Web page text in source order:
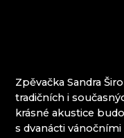
Železný Brod
SKLÁRNA
SKLÁRNA
SKLÁŘSKÉ
SKLÁŘSKÉ
Zpěvačka Sandra
tradičních i
krásné akustice
s dvanácti